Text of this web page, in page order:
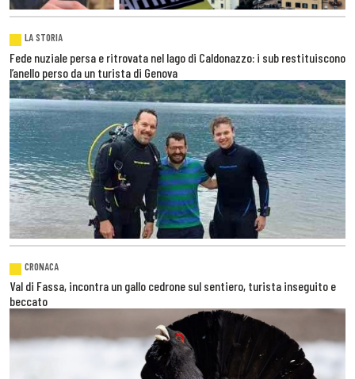
LA STORIA
Fede nuziale persa e ritrovata nel lago di Caldonazzo: i sub restituiscono
l’anello perso da un turista di Genova
CRONACA
Val di Fassa, incontra un gallo cedrone sul sentiero, turista inseguito e
beccato